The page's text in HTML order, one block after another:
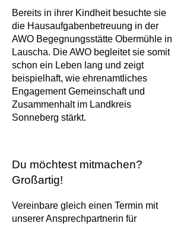
Bereits in ihrer Kindheit besuchte sie
die Hausaufgabenbetreuung in der
AWO Begegnungsstätte Obermühle in
Lauscha. Die AWO begleitet sie somit
schon ein Leben lang und zeigt
beispielhaft, wie ehrenamtliches
Engagement Gemeinschaft und
Zusammenhalt im Landkreis
Sonneberg stärkt.
Du möchtest mitmachen?
Großartig!
Vereinbare gleich einen Termin mit
unserer Ansprechpartnerin für